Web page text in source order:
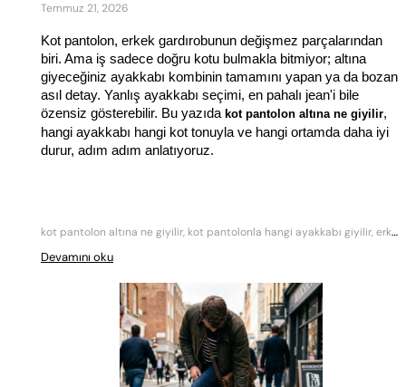
Temmuz 21, 2026
Kot pantolon, erkek gardırobunun değişmez parçalarından
biri. Ama iş sadece doğru kotu bulmakla bitmiyor; altına
giyeceğiniz ayakkabı kombinin tamamını yapan ya da bozan
asıl detay. Yanlış ayakkabı seçimi, en pahalı jean'i bile
özensiz gösterebilir. Bu yazıda kot pantolon altına ne giyilir,
hangi ayakkabı hangi kot tonuyla ve hangi ortamda daha iyi
durur, adım adım anlatıyoruz.
kot pantolon altına ne giyilir, kot pantolonla hangi ayakkabı giyilir, erkek kot kombinleri, jean ile ayakkabı kombini, kot pantolon ayakkabı önerisi
Devamını oku